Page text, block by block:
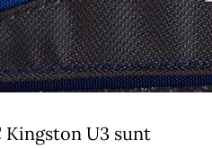
Kingston U3 sunt